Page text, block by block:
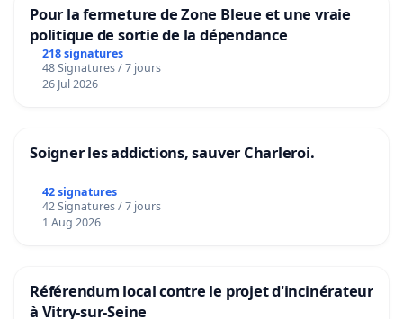
Pour la fermeture de Zone Bleue et une vraie
politique de sortie de la dépendance
218 signatures
48 Signatures / 7 jours
26 Jul 2026
Soigner les addictions, sauver Charleroi.
42 signatures
42 Signatures / 7 jours
1 Aug 2026
Référendum local contre le projet d'incinérateur
à Vitry-sur-Seine